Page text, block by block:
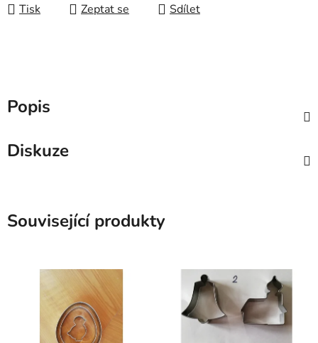
Tisk Zeptat se Sdílet
Popis
Diskuze
Související produkty